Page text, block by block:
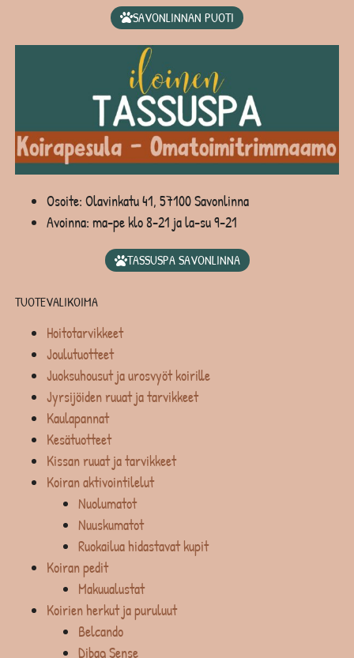
SAVONLINNAN PUOTI
Osoite: Olavinkatu 41, 57100 Savonlinna
Avoinna: ma-pe klo 8-21 ja la-su 9-21
TASSUSPA SAVONLINNA
TUOTEVALIKOIMA
Hoitotarvikkeet
Joulutuotteet
Juoksuhousut ja urosvyöt koirille
Jyrsijöiden ruuat ja tarvikkeet
Kaulapannat
Kesätuotteet
Kissan ruuat ja tarvikkeet
Koiran aktivointilelut
Nuolumatot
Nuuskumatot
Ruokailua hidastavat kupit
Koiran pedit
Makuualustat
Koirien herkut ja puruluut
Belcando
Dibaq Sense